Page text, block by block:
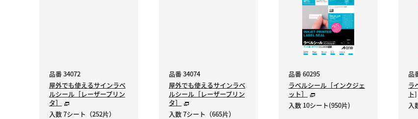
品番 34072
屋外でも使えるサインラベ
ルシール［レーザープリン
タ］
入数 7シート（252片）
品番 34074
屋外でも使えるサインラベ
ルシール［レーザープリン
タ］
入数 7シート（665片）
品番 60295
ラベルシール［インクジェ
ット］
入数 10シート(950片)
品
ラ
ト]
入